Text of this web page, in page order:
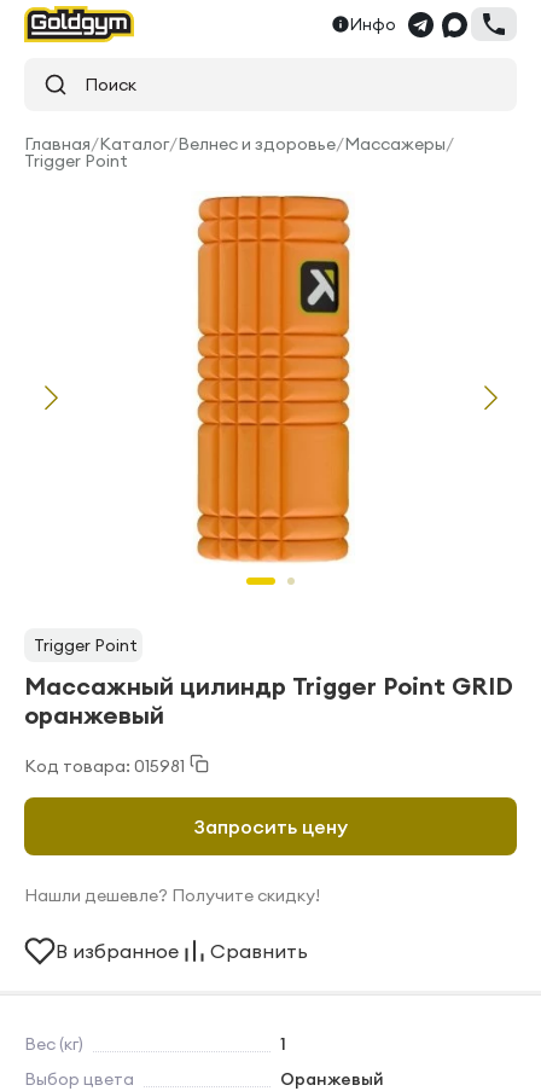
Инфо
Поиск
Главная/Каталог/Велнес и здоровье/Массажеры/
Trigger Point
Trigger Point
Массажный цилиндр Trigger Point GRID
оранжевый
Код товара: 015981
Вес (кг)
1
Выбор цвета
Оранжевый
Запросить цену
Нашли дешевле? Получите скидку!
В избранное Сравнить